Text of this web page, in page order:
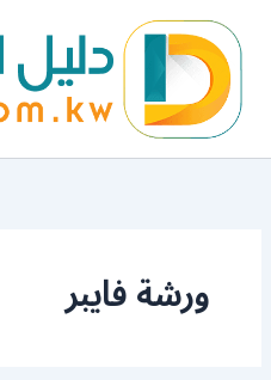
المحتوى
ورشة فايبر